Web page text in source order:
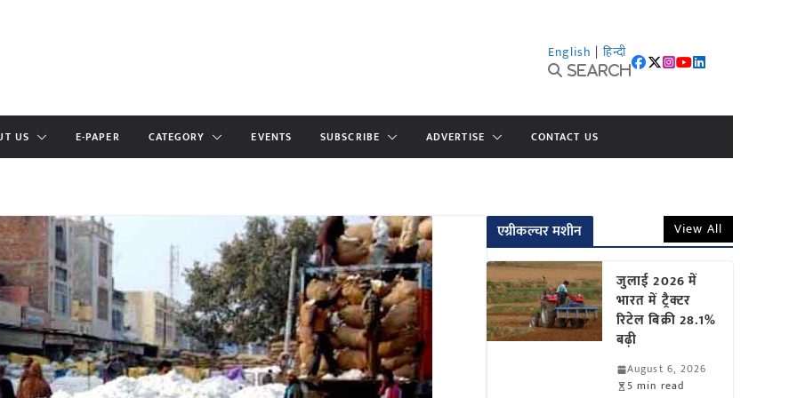
English | हिन्दी
Search
US E-PAPER CATEGORY EVENTS SUBSCRIBE ADVERTISE CONTACT US
एग्रीकल्चर मशीन View All
जुलाई 2026 में
भारत में ट्रैक्टर
रिटेल बिक्री 28.1%
बढ़ी
August 6, 2026
5 min read